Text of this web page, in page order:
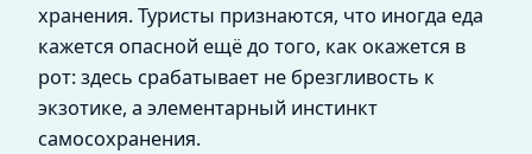
хранения. Туристы признаются, что иногда еда
кажется опасной ещё до того, как окажется в
рот: здесь срабатывает не брезгливость к
экзотике, а элементарный инстинкт
самосохранения.